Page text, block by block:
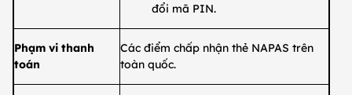
đổi mã PIN.
​Phạm vi thanh
toán
​Các điểm chấp nhận thẻ NAPAS trên
toàn quốc.